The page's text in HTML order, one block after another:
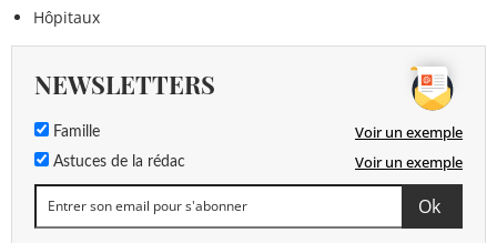
Hôpitaux
NEWSLETTERS
Famille Voir un exemple
Astuces de la rédac Voir un exemple